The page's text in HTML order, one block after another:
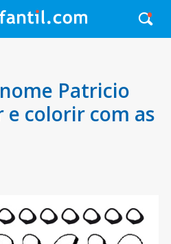
Patricio
colorir com as